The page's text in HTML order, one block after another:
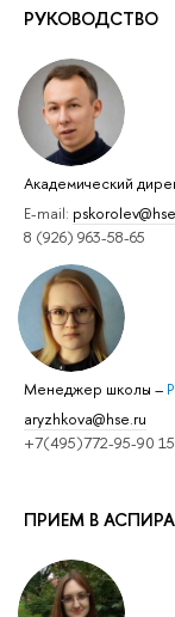
РУКОВОДСТВО
Академический
E-mail:
8 (926) 963-58-65
Менеджер школы –
aryzhkova@hse.ru
+7(495)772-95-90
ПРИЕМ В